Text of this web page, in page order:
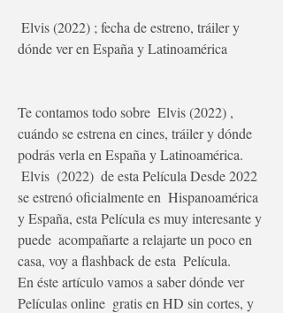
dónde ver en España y Latinoamérica
Te contamos todo sobre  Elvis (2022) ,
cuándo se estrena en cines, tráiler y dónde
podrás verla en España y Latinoamérica.
se estrenó oficialmente en  Hispanoamérica
y España, esta Película es muy interesante y
puede  acompañarte a relajarte un poco en
casa, voy a flashback de esta  Película.
En éste artículo vamos a saber dónde ver
Películas online  gratis en HD sin cortes, y